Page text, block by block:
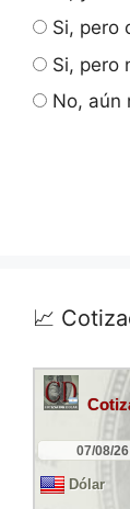
Si, pero
Si, pero
No, aún
📈